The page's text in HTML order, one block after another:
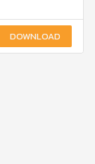
DOWNLOAD